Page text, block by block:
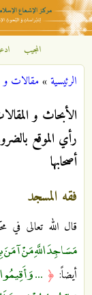
المجيب
أنت هنا
الرئيسية»مقالات
الأبحاث و
رأي الموقع
أصحابها
فقه المسجد
قال الله تعالى في
مَسَاجِدَ اللَّهِ مَنْ آمَنَ
أيضاً: ﴿ ...